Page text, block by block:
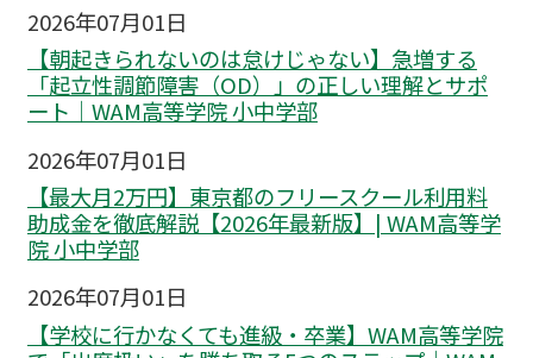
2026年07月01日
【朝起きられないのは怠けじゃない】急増する
「起立性調節障害（OD）」の正しい理解とサポ
ート｜WAM高等学院 小中学部
2026年07月01日
【最大月2万円】東京都のフリースクール利用料
助成金を徹底解説【2026年最新版】| WAM高等学
院 小中学部
2026年07月01日
【学校に行かなくても進級・卒業】WAM高等学院